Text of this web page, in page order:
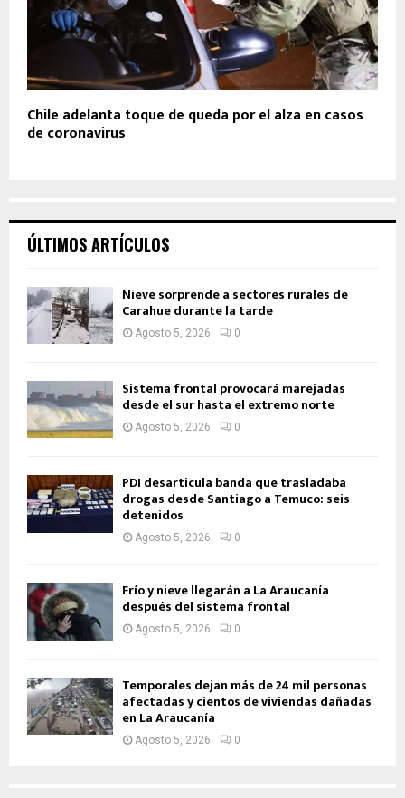
Chile adelanta toque de queda por el alza en casos
de coronavirus
ÚLTIMOS ARTÍCULOS
Nieve sorprende a sectores rurales de
Carahue durante la tarde
Agosto 5, 2026 0
Sistema frontal provocará marejadas
desde el sur hasta el extremo norte
Agosto 5, 2026 0
PDI desarticula banda que trasladaba
drogas desde Santiago a Temuco: seis
detenidos
Agosto 5, 2026 0
Frío y nieve llegarán a La Araucanía
después del sistema frontal
Agosto 5, 2026 0
Temporales dejan más de 24 mil personas
afectadas y cientos de viviendas dañadas
en La Araucanía
Agosto 5, 2026 0